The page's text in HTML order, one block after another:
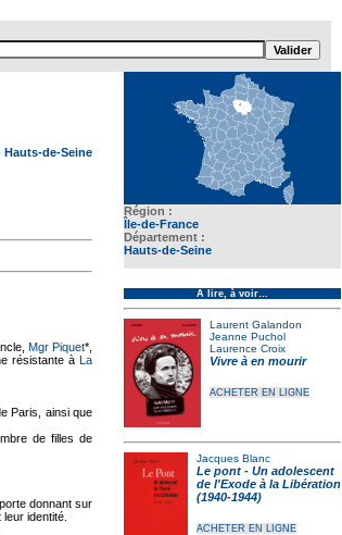
Région :
Île-de-France
Département :
Hauts-de-Seine
À lire, à voir…
Laurent Galandon
Jeanne Puchol
Laurence Croix
Vivre à en mourir
ACHETER EN LIGNE
Jacques Blanc
Le pont - Un adolescent
de l'Exode à la Libération
(1940-1944)
ACHETER EN LIGNE
Hauts-de-Seine
Mgr Piquet*,
résistante àLa
Paris, ainsi que
de filles de
donnant sur
identité.